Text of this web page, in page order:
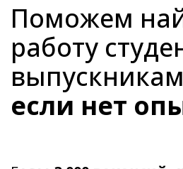
Поможем
работу
если нет